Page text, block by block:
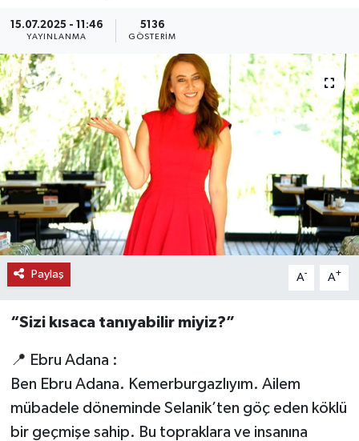
15.07.2025 - 11:46
YAYINLANMA
5136
GÖSTERIM
Paylaş A- A+
“Sizi kısaca tanıyabilir miyiz?”
📍 Ebru Adana :
Ben Ebru Adana. Kemerburgazlıyım. Ailem
mübadele döneminde Selanik’ten göç eden köklü
bir geçmişe sahip. Bu topraklara ve insanına
GÖKTÜRK
GÜNDEM
KEMERBURGAZ
KÜLTÜR - SANAT
MAGAZİN
ÖZEL HABER
SAĞLIK
TİCARET
YAŞAM